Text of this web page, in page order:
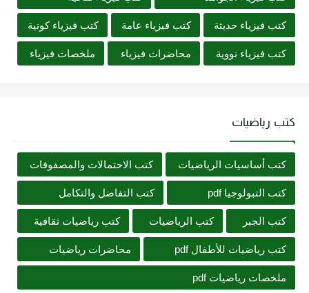
كتب فيزياء حديثة كتب فيزياء عامة كتب فيزياء كونية
كتب فيزياء نووية محاضرات فيزياء ملخصات فيزياء
كتب رياضيات
كتب أساسيات الرياضيات كتب الاحتمالات والمصفوفات
كتب التبولوجيا pdf كتب التفاضل والتكامل
كتب الجبر كتب الرياضيات كتب رياضيات ثقافية
كتب رياضيات للأطفال pdf محاضرات رياضيات
ملخصات رياضيات pdf